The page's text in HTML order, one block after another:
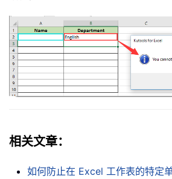
相关文章：
如何防止在 Excel 工作表的特定